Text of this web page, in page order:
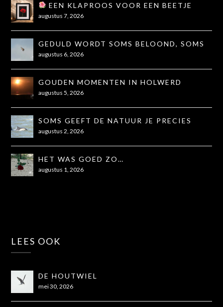
EEN KLAPROOS VOOR EEN BEETJE
TROOST
augustus 7, 2026
GEDULD WORDT SOMS BELOOND, SOMS
OOK NIET...
augustus 6, 2026
GOUDEN MOMENTEN IN HOLWERD
augustus 5, 2026
SOMS GEEFT DE NATUUR JE PRECIES
WAT JE NODIG HEBT
augustus 2, 2026
HET WAS GOED ZO…
augustus 1, 2026
LEES OOK
DE HOUTWIEL
mei 30, 2026